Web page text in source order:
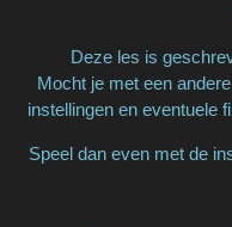
Deze les is
Mocht je met een
instellingen en eventuele
Speel dan even met de